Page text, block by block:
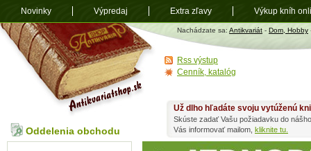
Antikvariát
shop.sk
Nachádzate sa: Antikvariát - Dom, Hobby
Už dlho hľadáte svoju vytúženú
Skúste zadať Vašu požiadavku do
Vás informovať mailom, kliknite tu.
Oddelenia obchodu
Rss výstup
Cenník, katalóg
Novinky Výpredaj Extra zľavy Výkup kníh